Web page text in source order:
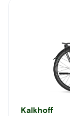
Kalkhoff